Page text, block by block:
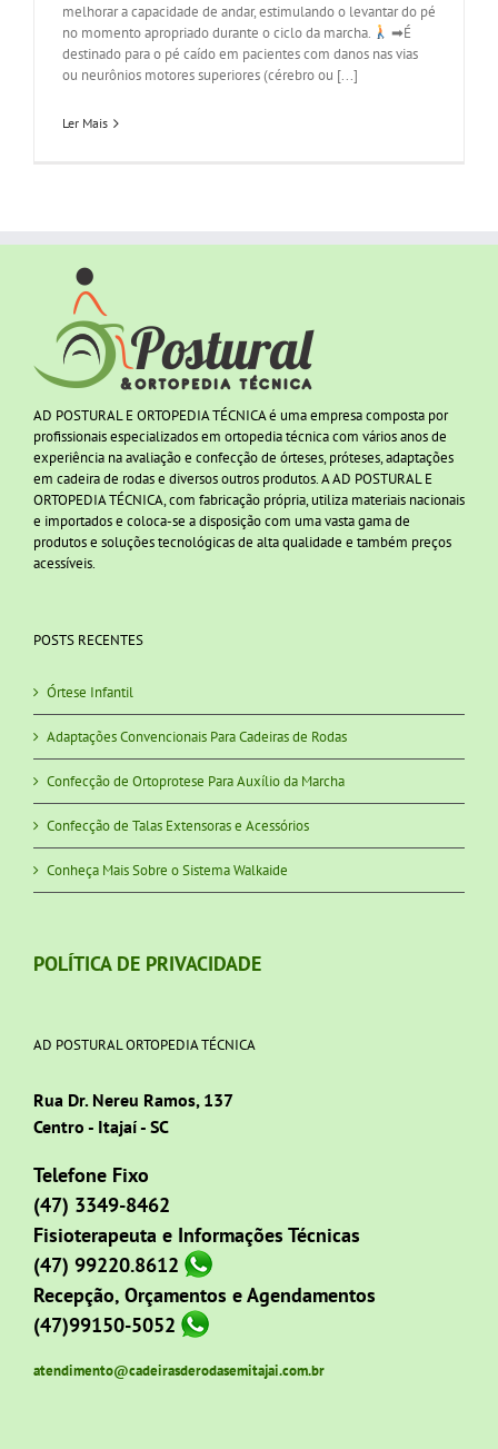
melhorar a capacidade de andar, estimulando o levantar do pé
no momento apropriado durante o ciclo da marcha.
➡É
destinado para o pé caído em pacientes com danos nas vias
ou neurônios motores superiores (cérebro ou [...]
Ler Mais
AD POSTURAL E ORTOPEDIA TÉCNICA é uma empresa composta por
profissionais especializados em ortopedia técnica com vários anos de
experiência na avaliação e confecção de órteses, próteses, adaptações
em cadeira de rodas e diversos outros produtos. A AD POSTURAL E
ORTOPEDIA TÉCNICA, com fabricação própria, utiliza materiais nacionais
e importados e coloca-se a disposição com uma vasta gama de
produtos e soluções tecnológicas de alta qualidade e também preços
acessíveis.
POSTS RECENTES
Órtese Infantil
Adaptações Convencionais Para Cadeiras de Rodas
Confecção de Ortoprotese Para Auxílio da Marcha
Confecção de Talas Extensoras e Acessórios
Conheça Mais Sobre o Sistema Walkaide
POLÍTICA DE PRIVACIDADE
AD POSTURAL ORTOPEDIA TÉCNICA
Rua Dr. Nereu Ramos, 137
Centro - Itajaí - SC
Telefone Fixo
(47) 3349-8462
Fisioterapeuta e Informações Técnicas
(47) 99220.8612
Recepção, Orçamentos e Agendamentos
(47)99150-5052
atendimento@cadeirasderodasemitajai.com.br